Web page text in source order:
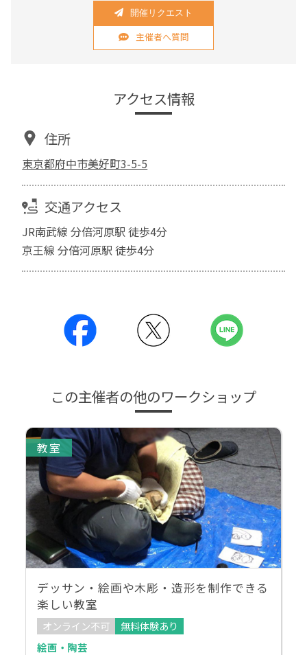
開催リクエスト
主催者へ質問
アクセス情報
住所
東京都府中市美好町3-5-5
交通アクセス
JR南武線 分倍河原駅 徒歩4分
京王線 分倍河原駅 徒歩4分
この主催者の他のワークショップ
教室
デッサン・絵画や木彫・造形を制作できる
楽しい教室
オンライン不可
無料体験あり
絵画・陶芸